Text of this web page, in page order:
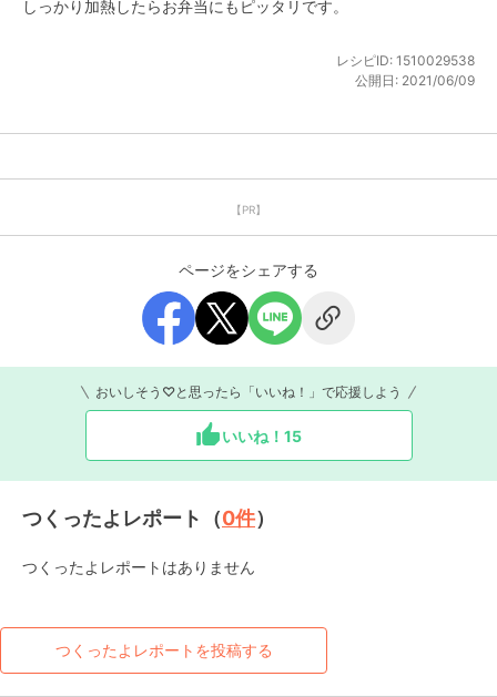
しっかり加熱したらお弁当にもピッタリです。
レシピID: 1510029538
公開日: 2021/06/09
【PR】
ページをシェアする
おいしそう♡と思ったら「いいね！」で応援しよう
いいね！ 15
つくったよレポート（0件）
つくったよレポートはありません
つくったよレポートを投稿する